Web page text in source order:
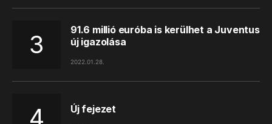
91.6 millió euróba is kerülhet a Juventus
új igazolása
2022.01.28.
Új fejezet